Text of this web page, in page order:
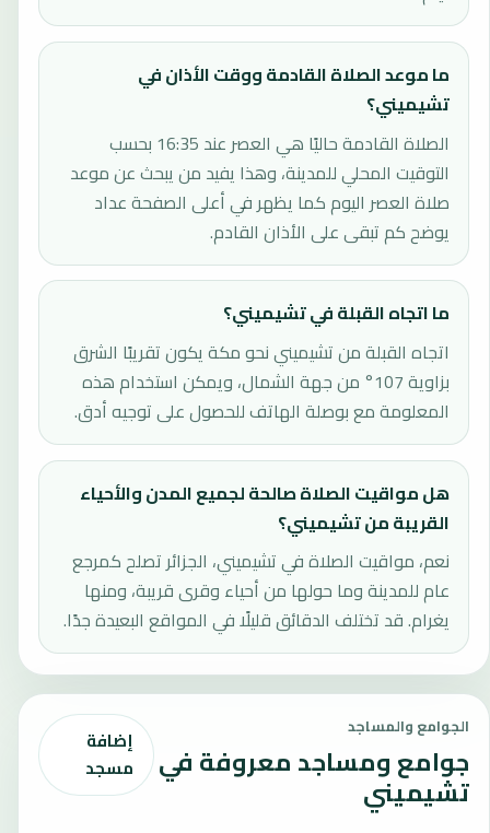
ما موعد الصلاة القادمة ووقت الأذان في
تشيميني؟
الصلاة القادمة حاليًا هي العصر عند 16:35 بحسب
التوقيت المحلي للمدينة، وهذا يفيد من يبحث عن موعد
صلاة العصر اليوم كما يظهر في أعلى الصفحة عداد
يوضح كم تبقى على الأذان القادم.
ما اتجاه القبلة في تشيميني؟
اتجاه القبلة من تشيميني نحو مكة يكون تقريبًا الشرق
بزاوية 107° من جهة الشمال، ويمكن استخدام هذه
المعلومة مع بوصلة الهاتف للحصول على توجيه أدق.
هل مواقيت الصلاة صالحة لجميع المدن والأحياء
القريبة من تشيميني؟
نعم، مواقيت الصلاة في تشيميني، الجزائر تصلح كمرجع
عام للمدينة وما حولها من أحياء وقرى قريبة، ومنها
يغرام. قد تختلف الدقائق قليلًا في المواقع البعيدة جدًا.
الجوامع والمساجد
جوامع ومساجد معروفة في
تشيميني
إضافة
مسجد